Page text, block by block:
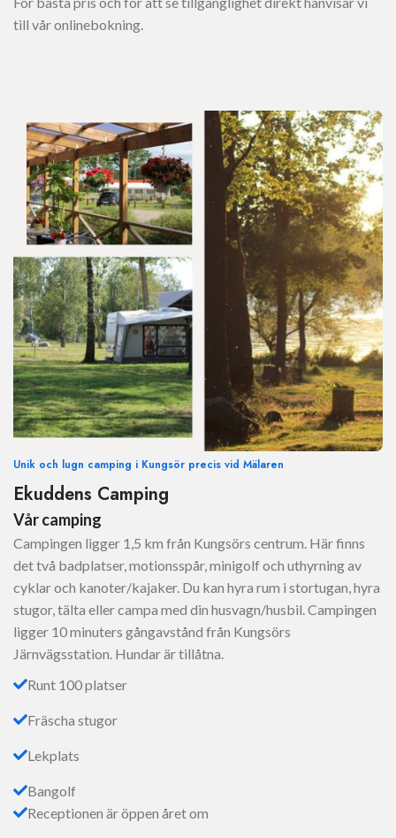
till vår onlinebokning.
Unik och lugn camping i Kungsör precis vid Mälaren
Ekuddens Camping
Vår camping
Campingen ligger 1,5 km från Kungsörs centrum. Här finns
det två badplatser, motionsspår, minigolf och uthyrning av
cyklar och kanoter/kajaker. Du kan hyra rum i stortugan, hyra
stugor, tälta eller campa med din husvagn/husbil. Campingen
ligger 10 minuters gångavstånd från Kungsörs
Järnvägsstation. Hundar är tillåtna.
Runt 100 platser
Fräscha stugor
Lekplats
Bangolf
Receptionen är öppen året om